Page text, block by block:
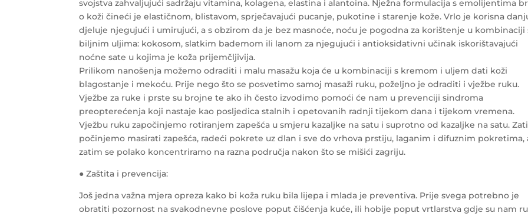
svojstva zahvaljujući sadržaju vitamina, kolagena, elastina i alantoina. Nježna formulacija s emolijentima
o koži čineći je elastičnom, blistavom, sprječavajući pucanje, pukotine i starenje kože. Vrlo je korisna
djeluje njegujući i umirujući, a s obzirom da je bez masnoće, noću je pogodna za korištenje u kombinaciji
biljnim uljima: kokosom, slatkim bademom ili lanom za njegujući i antioksidativni učinak iskorištavajući
noćne sate u kojima je koža prijemčljivija.
Prilikom nanošenja možemo odraditi i malu masažu koja će u kombinaciji s kremom i uljem dati koži
blagostanje i mekoću. Prije nego što se posvetimo samoj masaži ruku, poželjno je odraditi i vježbe ruku.
Vježbe za ruke i prste su brojne te ako ih često izvodimo pomoći će nam u prevenciji sindroma
preopterećenja koji nastaje kao posljedica stalnih i opetovanih radnji tijekom dana i tijekom vremena.
Vježbu ruku započinjemo rotiranjem zapešća u smjeru kazaljke na satu i suprotno od kazaljke na satu.
počinjemo masirati zapešća, radeći pokrete uz dlan i sve do vrhova prstiju, laganim i difuznim pokretima,
zatim se polako koncentriramo na razna područja nakon što se mišići zagriju.
● Zaštita i prevencija:
Još jedna važna mjera opreza kako bi koža ruku bila lijepa i mlada je preventiva. Prije svega potrebno je
obratiti pozornost na svakodnevne poslove poput čišćenja kuće, ili hobije poput vrtlarstva gdje su nam